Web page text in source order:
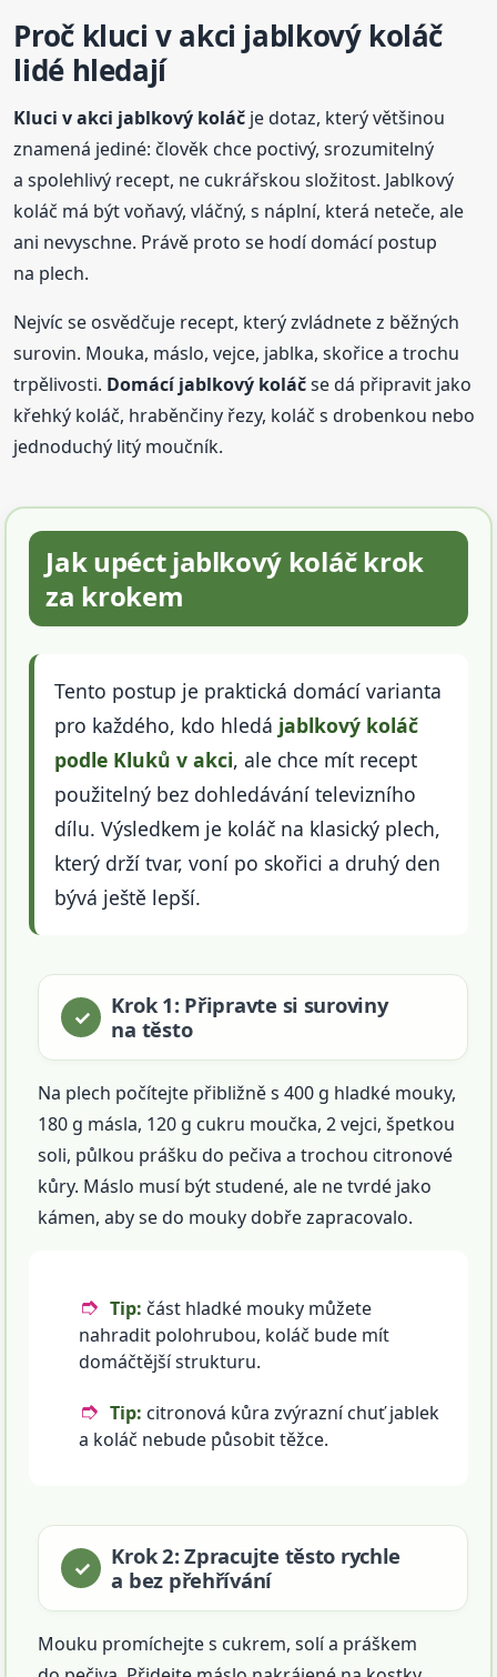
Proč kluci v akci jablkový koláč
lidé hledají
Kluci v akci jablkový koláč je dotaz, který většinou
znamená jediné: člověk chce poctivý, srozumitelný
a spolehlivý recept, ne cukrářskou složitost. Jablkový
koláč má být voňavý, vláčný, s náplní, která neteče, ale
ani nevyschne. Právě proto se hodí domácí postup
na plech.
Nejvíc se osvědčuje recept, který zvládnete z běžných
surovin. Mouka, máslo, vejce, jablka, skořice a trochu
trpělivosti. Domácí jablkový koláčse dá připravit jako
křehký koláč, hraběnčiny řezy, koláč s drobenkou nebo
jednoduchý litý moučník.
Jak upéct jablkový koláč krok
za krokem
Tento postup je praktická domácí varianta
pro každého, kdo hledá jablkový koláč
podle Kluků v akci, ale chce mít recept
použitelný bez dohledávání televizního
dílu. Výsledkem je koláč na klasický plech,
který drží tvar, voní po skořici a druhý den
bývá ještě lepší.
Krok 1: Připravte si suroviny
na těsto
Na plech počítejte přibližně s 400 g hladké mouky,
180 g másla, 120 g cukru moučka, 2 vejci, špetkou
soli, půlkou prášku do pečiva a trochou citronové
kůry. Máslo musí být studené, ale ne tvrdé jako
kámen, aby se do mouky dobře zapracovalo.
Tip: část hladké mouky můžete
nahradit polohrubou, koláč bude mít
domáčtější strukturu.
Tip: citronová kůra zvýrazní chuť jablek
a koláč nebude působit těžce.
Krok 2: Zpracujte těsto rychle
a bez přehřívání
Mouku promíchejte s cukrem, solí a práškem